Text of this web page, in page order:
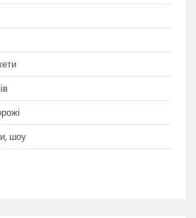
шоу